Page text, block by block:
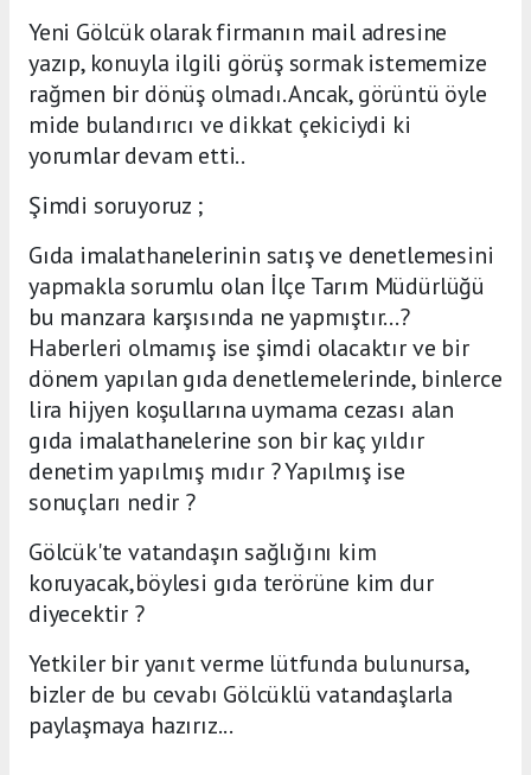
Yeni Gölcük olarak firmanın mail adresine
yazıp, konuyla ilgili görüş sormak istememize
rağmen bir dönüş olmadı. Ancak, görüntü öyle
mide bulandırıcı ve dikkat çekiciydi ki
yorumlar devam etti..
Şimdi soruyoruz ;
Gıda imalathanelerinin satış ve denetlemesini
yapmakla sorumlu olan İlçe Tarım Müdürlüğü
bu manzara karşısında ne yapmıştır...?
Haberleri olmamış ise şimdi olacaktır ve bir
dönem yapılan gıda denetlemelerinde, binlerce
lira hijyen koşullarına uymama cezası alan
gıda imalathanelerine son bir kaç yıldır
denetim yapılmış mıdır ? Yapılmış ise
sonuçları nedir ?
Gölcük'te vatandaşın sağlığını kim
koruyacak,böylesi gıda terörüne kim dur
diyecektir ?
Yetkiler bir yanıt verme lütfunda bulunursa,
bizler de bu cevabı Gölcüklü vatandaşlarla
paylaşmaya hazırız...